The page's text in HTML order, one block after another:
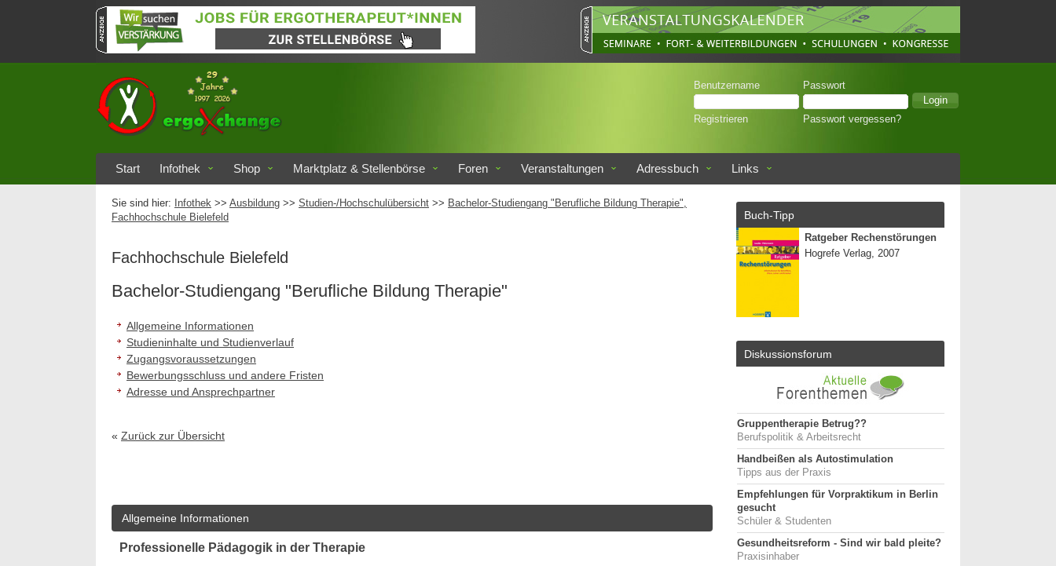
Benutzername Passwort
Registrieren Passwort vergessen?
Start Infothek Shop Marktplatz & Stellenbörse Foren Veranstaltungen Adressbuch Links
Sie sind hier: Infothek >> Ausbildung >> Studien-/Hochschulübersicht >> Bachelor-Studiengang "Berufliche Bildung Therapie",
Fachhochschule Bielefeld
Fachhochschule Bielefeld
Bachelor-Studiengang "Berufliche Bildung Therapie"
Allgemeine Informationen
Studieninhalte und Studienverlauf
Zugangsvoraussetzungen
Bewerbungsschluss und andere Fristen
Adresse und Ansprechpartner
« Zurück zur Übersicht
Allgemeine Informationen
Professionelle Pädagogik in der Therapie
Buch-Tipp
Ratgeber Rechenstörungen
Hogrefe Verlag, 2007
Diskussionsforum
Gruppentherapie Betrug??
Berufspolitik & Arbeitsrecht
Handbeißen als Autostimulation
Tipps aus der Praxis
Empfehlungen für Vorpraktikum in Berlin
gesucht
Schüler & Studenten
Gesundheitsreform - Sind wir bald pleite?
Praxisinhaber